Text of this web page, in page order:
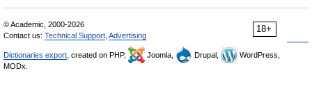
18+
© Academic, 2000-2026
Contact us: Technical Support Advertising
Dictionaries export , created on PHP, Joomla, Drupal,
WordPress,
MODx.